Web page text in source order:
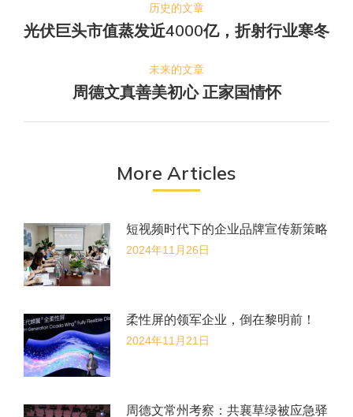
章
历史的文章
历
的
文
光伏巨头市值蒸发近4000亿，折射行业寒冬
未来的文章
未
章：
周德文真善美初心 正家国情怀
More Articles
短视频时代下的企业品牌宣传新策略
2024年11月26日
柔性屏的领军企业，倒在黎明前！
2024年11月21日
周德文常州考察：共襄草绿被应急驿